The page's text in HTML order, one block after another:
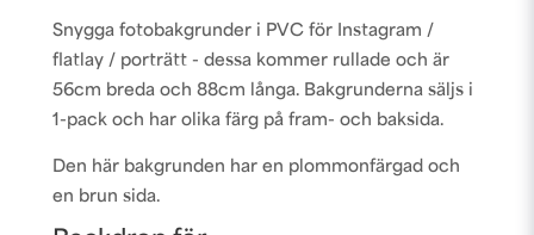
Snygga fotobakgrunder i PVC för Instagram /
flatlay / porträtt - dessa kommer rullade och är
56cm breda och 88cm långa. Bakgrunderna säljs i
1-pack och har olika färg på fram- och baksida.
Den här bakgrunden har en plommonfärgad och
en brun sida.